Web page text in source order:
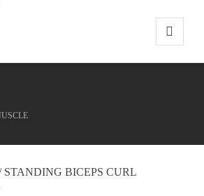
BICEPS CURL